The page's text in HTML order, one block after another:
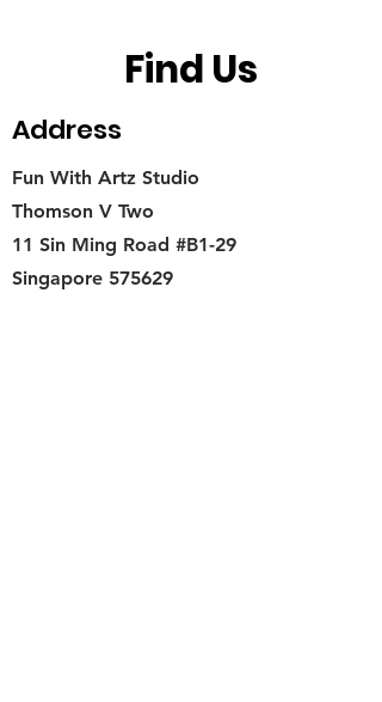
Find Us
Address
Fun With Artz Studio
Thomson V Two
11 Sin Ming Road #B1-29
Singapore 575629